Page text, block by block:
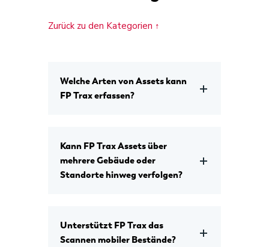
Zurück zu den Kategorien ↑
Welche Arten von Assets kann
FP Trax erfassen?
Kann FP Trax Assets über
mehrere Gebäude oder
Standorte hinweg verfolgen?
Unterstützt FP Trax das
Scannen mobiler Bestände?